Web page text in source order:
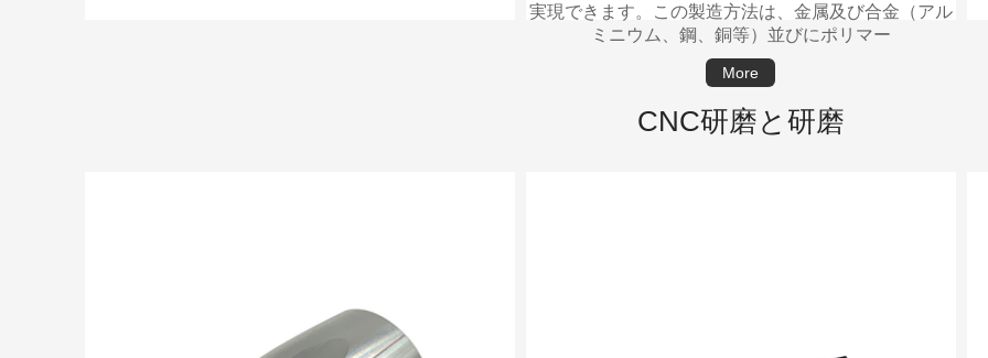
実現できます。この製造方法は、金属及び合金（アル
ミニウム、鋼、銅等）並びにポリマー
More
CNC研磨と研磨